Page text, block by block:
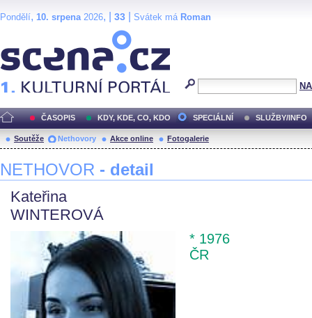
Pondělí, 10. srpena2026, | 33 Svátek má Roman
ČASOPIS KDY, KDE, CO, KDO SPECIÁLNÍ SLUŽBY/INFO
Soutěže Nethovory Akce online Fotogalerie
NETHOVOR - detail
Kateřina
WINTEROVÁ
* 1976
ČR